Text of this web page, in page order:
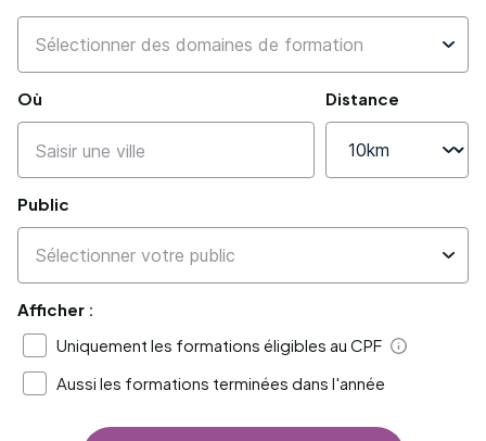
Où Distance
Public
Afficher :
Uniquement les formations éligibles au CPF
Aide
Aussi les formations terminées dans l'année